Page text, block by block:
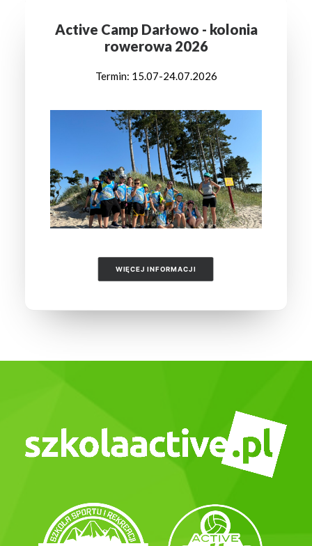
Active Camp Darłowo - kolonia
rowerowa 2026
Termin: 15.07-24.07.2026
WIĘCEJ INFORMACJI